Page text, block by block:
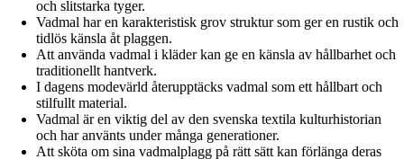
och slitstarka tyger.
Vadmal har en karakteristisk grov struktur som ger en rustik och
tidlös känsla åt plaggen.
Att använda vadmal i kläder kan ge en känsla av hållbarhet och
traditionellt hantverk.
I dagens modevärld återupptäcks vadmal som ett hållbart och
stilfullt material.
Vadmal är en viktig del av den svenska textila kulturhistorian
och har använts under många generationer.
Att sköta om sina vadmalplagg på rätt sätt kan förlänga deras